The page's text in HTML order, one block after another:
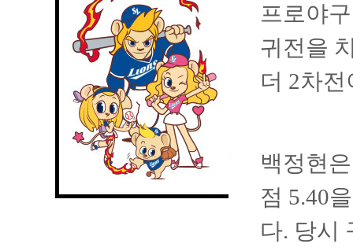
프로야
귀전을
더 2차전
백정현
점 5.40
다. 당시